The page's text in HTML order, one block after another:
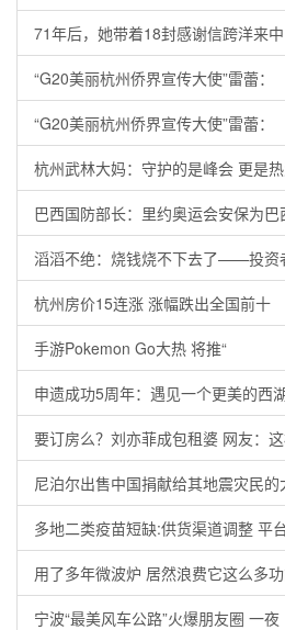
71年后，她带着18封感谢信跨洋来中
“G20美丽杭州侨界宣传大使”雷蕾：
“G20美丽杭州侨界宣传大使”雷蕾：
杭州武林大妈：守护的是峰会 更是
巴西国防部长：里约奥运会安保为巴
滔滔不绝：烧钱烧不下去了——投资
杭州房价15连涨 涨幅跌出全国前十
手游Pokemon Go大热 将推“
申遗成功5周年：遇见一个更美的西
要订房么？刘亦菲成包租婆 网友：
尼泊尔出售中国捐献给其地震灾民的
多地二类疫苗短缺:供货渠道调整 平
用了多年微波炉 居然浪费它这么多
宁波“最美风车公路”火爆朋友圈 一夜